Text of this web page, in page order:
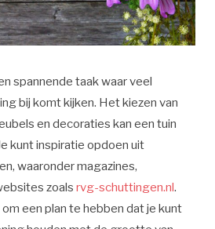
spannende taak waar veel
bij komt kijken. Het kiezen van
en decoraties kan een tuin
kunt inspiratie opdoen uit
waaronder magazines,
zoals rvg-schuttingen.nl.
een plan te hebben dat je kunt